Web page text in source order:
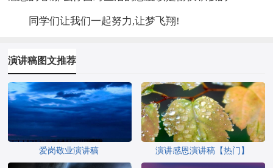
同学们让我们一起努力,让梦飞翔!
演讲稿图文推荐
爱岗敬业演讲稿 演讲感恩演讲稿【热门】